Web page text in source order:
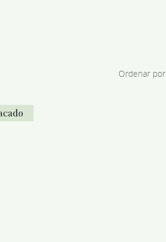
Ordenar por